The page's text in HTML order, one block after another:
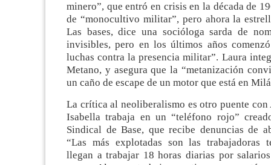
minero”, que entró en crisis en la década de
de “monocultivo militar”, pero ahora la
Las bases, dice una socióloga sarda de
invisibles, pero en los últimos años
luchas contra la presencia militar”. Laura
Metano, y asegura que la “metanización
un caño de escape de un motor que está en
La crítica al neoliberalismo es otro puente con
Isabella trabaja en un “teléfono rojo”
Sindical de Base, que recibe denuncias de
“Las más explotadas son las trabajadoras
llegan a trabajar 18 horas diarias por